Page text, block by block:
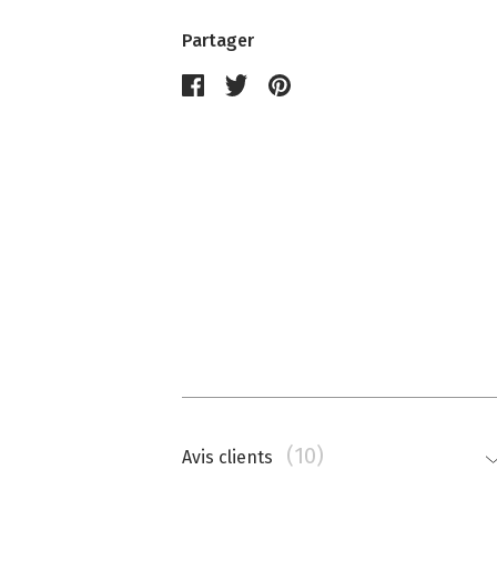
Partager
Avis clients (10)
Nathalie Memmi